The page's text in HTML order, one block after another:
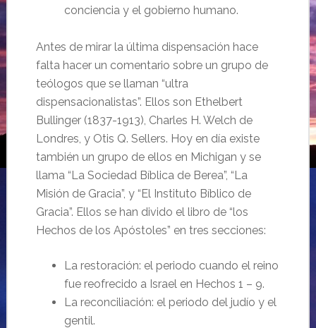
conciencia y el gobierno humano.
Antes de mirar la última dispensación hace
falta hacer un comentario sobre un grupo de
teólogos que se llaman “ultra
dispensacionalistas”. Ellos son Ethelbert
Bullinger (1837-1913), Charles H. Welch de
Londres, y Otis Q. Sellers. Hoy en día existe
también un grupo de ellos en Michigan y se
llama “La Sociedad Bíblica de Berea”, “La
Misión de Gracia”, y “El Instituto Bíblico de
Gracia”. Ellos se han divido el libro de “los
Hechos de los Apóstoles” en tres secciones:
La restoración: el periodo cuando el reino
fue reofrecido a Israel en Hechos 1 – 9.
La reconciliación: el periodo del judío y el
gentil.